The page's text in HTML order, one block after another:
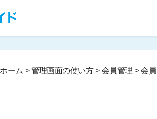
ホーム >管理画面の使い方 >会員管理 >会